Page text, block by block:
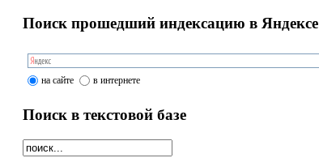
Поиск прошедший индексацию в Яндексе
на сайте в интернете
Поиск в текстовой базе